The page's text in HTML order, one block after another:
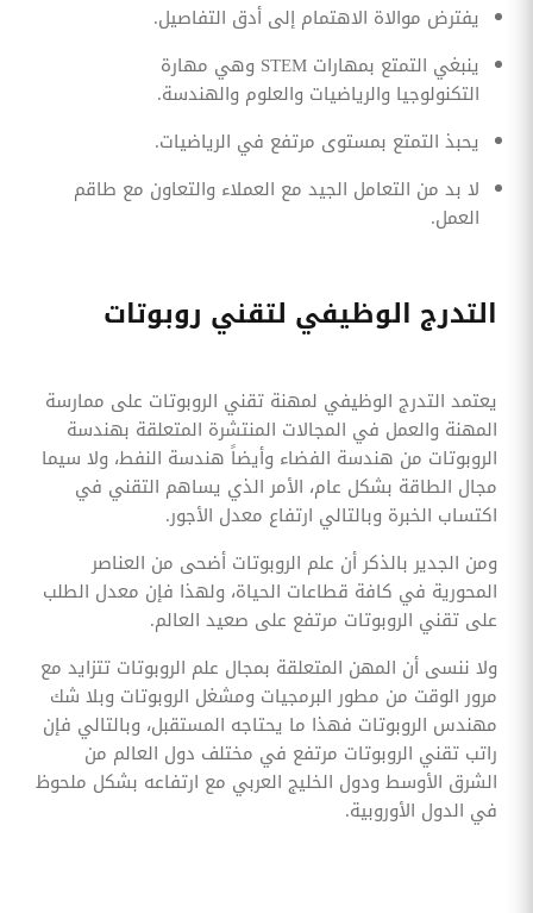
يفترض موالاة الاهتمام إلى أدق التفاصيل.
ينبغي التمتع بمهارات STEM وهي مهارة
التكنولوجيا والرياضيات والعلوم والهندسة.
يحبذ التمتع بمستوى مرتفع في الرياضيات.
لا بد من التعامل الجيد مع العملاء والتعاون مع طاقم
العمل.
التدرج الوظيفي لتقني روبوتات
يعتمد التدرج الوظيفي لمهنة تقني الروبوتات على ممارسة
المهنة والعمل في المجالات المنتشرة المتعلقة بهندسة
الروبوتات من هندسة الفضاء وأيضاً هندسة النفط، ولا سيما
مجال الطاقة بشكل عام، الأمر الذي يساهم التقني في
اكتساب الخبرة وبالتالي ارتفاع معدل الأجور.
ومن الجدير بالذكر أن علم الروبوتات أضحى من العناصر
المحورية في كافة قطاعات الحياة، ولهذا فإن معدل الطلب
على تقني الروبوتات مرتفع على صعيد العالم.
ولا ننسى أن المهن المتعلقة بمجال علم الروبوتات تتزايد مع
مرور الوقت من مطور البرمجيات ومشغل الروبوتات وبلا شك
مهندس الروبوتات فهذا ما يحتاجه المستقبل، وبالتالي فإن
راتب تقني الروبوتات مرتفع في مختلف دول العالم من
الشرق الأوسط ودول الخليج العربي مع ارتفاعه بشكل ملحوظ
في الدول الأوروبية.